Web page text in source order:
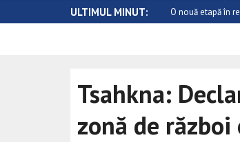
ULTIMUL MINUT: Atac armat într-o
Tsahkna:
zonă de